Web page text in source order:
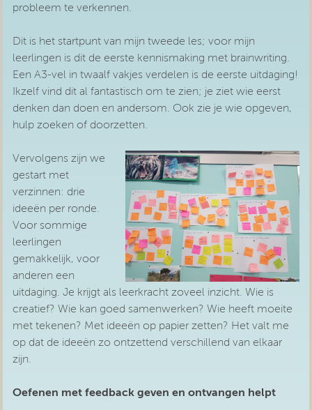
probleem te verkennen.
Dit is het startpunt van mijn tweede les; voor mijn
leerlingen is dit de eerste kennismaking met brainwriting.
Een A3-vel in twaalf vakjes verdelen is de eerste uitdaging!
Ikzelf vind dit al fantastisch om te zien; je ziet wie eerst
denken dan doen en andersom. Ook zie je wie opgeven,
hulp zoeken of doorzetten.
Vervolgens zijn we
gestart met
verzinnen: drie
ideeën per ronde.
Voor sommige
leerlingen
gemakkelijk, voor
anderen een
uitdaging. Je krijgt als leerkracht zoveel inzicht. Wie is
creatief? Wie kan goed samenwerken? Wie heeft moeite
met tekenen? Met ideeën op papier zetten? Het valt me
op dat de ideeën zo ontzettend verschillend van elkaar
zijn.
Oefenen met feedback geven en ontvangen helpt